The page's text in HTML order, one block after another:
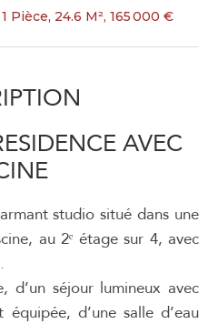
24.6 M², 165 000 €
AVEC
studio situé dans une
au 2ᵉ étage sur 4, avec
d’un séjour lumineux avec
d’une salle d’eau